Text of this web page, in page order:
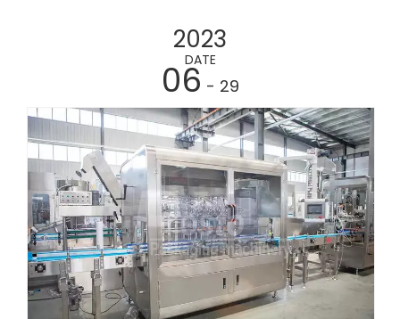
2023
DATE
06 - 29